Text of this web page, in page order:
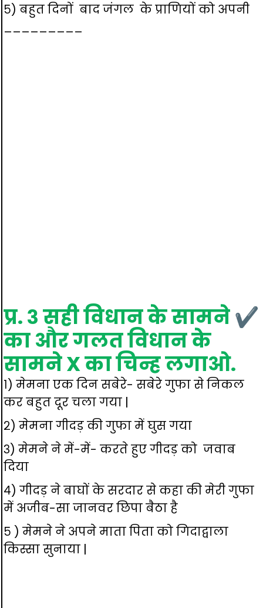
५) बहुत दिनों बाद जंगल के प्राणियों को अपनी
_________
प्र. ३ सही विधान के सामने ✔
का और गलत विधान के
सामने X का चिन्ह लगाओ.
१) मेमना एक दिन सबेरे- सबेरे गुफा से निकल
कर बहुत दूर चला गया |
२) मेमना गीदड़ की गुफा में घुस गया
३) मेमने ने में-में- करते हुए गीदड़ को जवाब
दिया
४) गीदड़ ने बाघों के सरदार से कहा की मेरी गुफा
में अजीब-सा जानवर छिपा बैठा है
५ ) मेमने ने अपने माता पिता को गिदाद्वाला
किस्सा सुनाया |